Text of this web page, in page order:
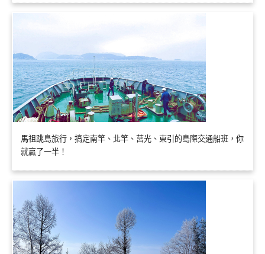
馬祖跳島旅行，搞定南竿、北竿、莒光、東引的島際交通船班，你
就贏了一半！